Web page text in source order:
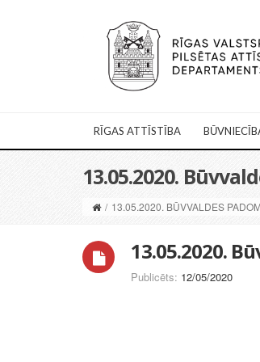
RĪGAS ATTĪSTĪBA
13.05.2020.
/ 13.05.2020. BŪVVALDES
13.05.2020.
Publicēts: 12/05/2020